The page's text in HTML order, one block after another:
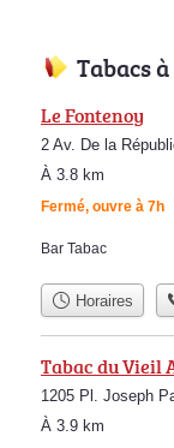
Tabacs
Le Fontenoy
2 Av. De la
À 3.8 km
Fermé, ouvre à 7h
Bar Tabac
Horaires
Tabac du Vieil
1205 Pl. Joseph
À 3.9 km